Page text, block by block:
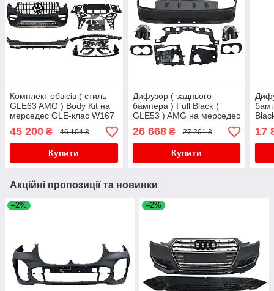
Комплект обвісів ( стиль
GLE63 AMG ) Body Kit на
мерседес GLE-клас W167
2018-2023 року
45 200 ₴ 46 104 ₴
Купити
Дифузор ( заднього
бампера ) Full Black (
GLE53 ) AMG на мерседес
GLE-клас Coupe C167
2019-2023 року
26 668₴ 27 201 ₴
Купити
17
Акційні пропозиції та новинки
–2% –2%